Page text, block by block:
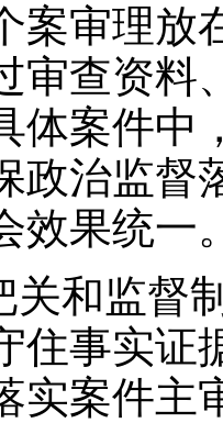
案审理放
审查资料
体案件中
政治监督
效果统一
关和监督
住事实证
实案件主